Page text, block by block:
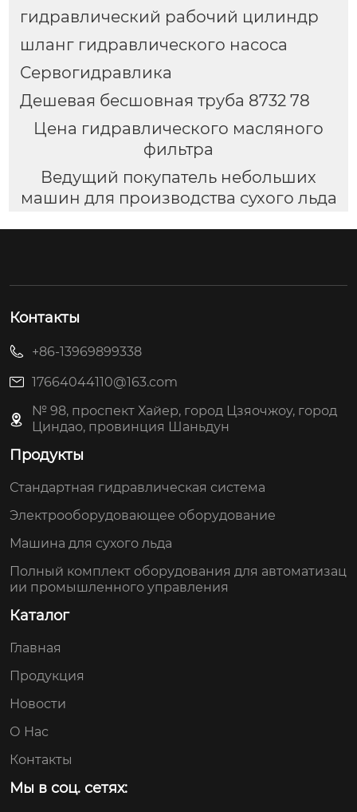
гидравлический рабочий цилиндр
шланг гидравлического насоса
Сервогидравлика
Дешевая бесшовная труба 8732 78
Цена гидравлического масляного
фильтра
Ведущий покупатель небольших
машин для производства сухого льда
Контакты
+86-13969899338
17664044110@163.com
№ 98, проспект Хайер, город Цзяочжоу, город
Циндао, провинция Шаньдун
Продукты
Стандартная гидравлическая система
Электрооборудовающее оборудование
Машина для сухого льда
Полный комплект оборудования для автоматизац
ии промышленного управления
Каталог
Главная
Продукция
Новости
О Нас
Контакты
Мы в соц. сетях: